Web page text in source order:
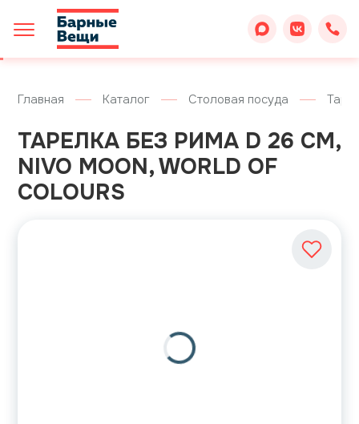
Главная Каталог Столовая посуда
ТАРЕЛКА БЕЗ РИМА D 26 СМ,
NIVO MOON, WORLD OF
COLOURS